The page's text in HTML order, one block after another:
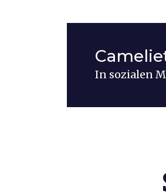
In sozialen